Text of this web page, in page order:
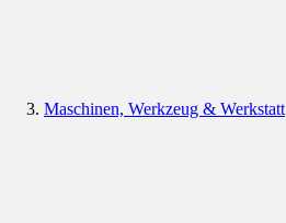
Maschinen, Werkzeug & Werkstatt